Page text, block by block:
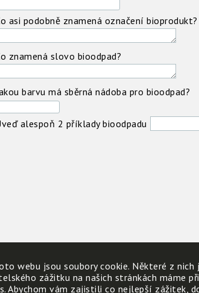
asi podobně znamená označení bioprodukt?
znamená slovo bioodpad?
barvu má sběrná nádoba pro bioodpad?
alespoň 2 příklady bioodpadu
webu jsou soubory cookie. Některé z
zážitku na našich stránkách máme
Abychom vám zajistili co nejlepší zážitek,